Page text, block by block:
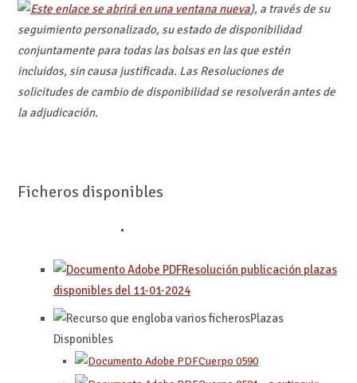
), a través de su
seguimiento personalizado, su estado de disponibilidad
conjuntamente para todas las bolsas en las que estén
incluidos, sin causa justificada. Las Resoluciones de
solicitudes de cambio de disponibilidad se resolverán antes de
la adjudicación.
Ficheros disponibles
Resolución publicación plazas
disponibles del 11-01-2024
Plazas
Disponibles
Cuerpo 0590